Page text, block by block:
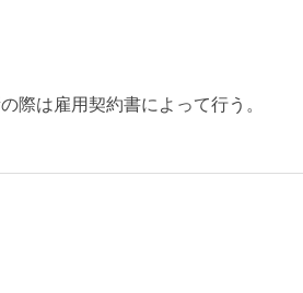
際は雇用契約書によって行う。